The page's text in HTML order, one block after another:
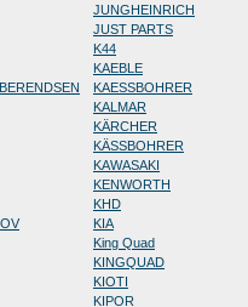
JUNGHEINRICH
JUST PARTS
K44
KAEBLE
KAESSBOHRER
KALMAR
KÄRCHER
KÄSSBOHRER
KAWASAKI
KENWORTH
KHD
KIA
King Quad
KINGQUAD
KIOTI
KIPOR